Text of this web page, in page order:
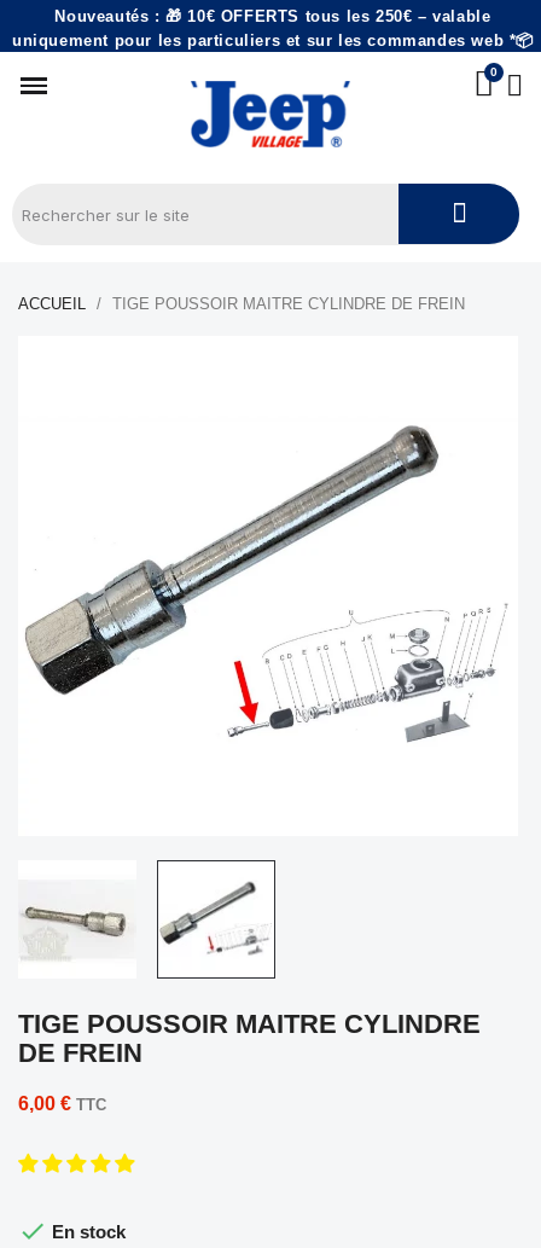
Nouveautés : 🎁 10€ OFFERTS tous les 250€ – valable
uniquement pour les particuliers et sur les commandes web *📦
ACCUEIL TIGE POUSSOIR MAITRE CYLINDRE DE FREIN
TIGE POUSSOIR MAITRE CYLINDRE
DE FREIN
6,00 € TTC
 En stock